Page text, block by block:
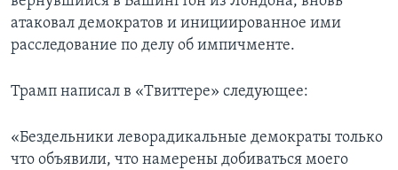
атаковал демократов и инициированное ими
расследование по делу об импичменте.
Трамп написал в «Tвиттере» следующее:
«Бездельники леворадикальные демократы только
что объявили, что намерены добиваться моего